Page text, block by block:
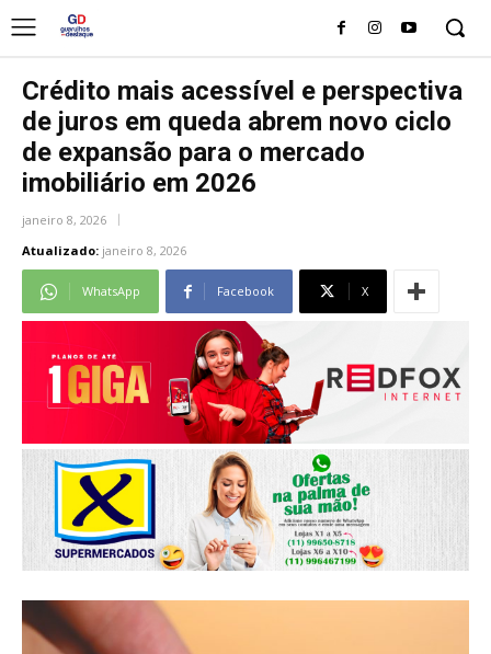
Crédito mais acessível e perspectiva
de juros em queda abrem novo ciclo
de expansão para o mercado
imobiliário em 2026
janeiro 8, 2026
Atualizado: janeiro 8, 2026
WhatsApp Facebook X